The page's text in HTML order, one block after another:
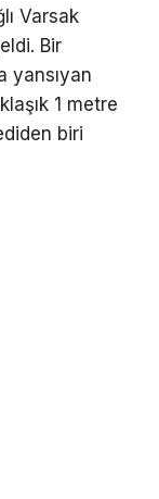
Varsak
Bir
yansıyan
1 metre
biri